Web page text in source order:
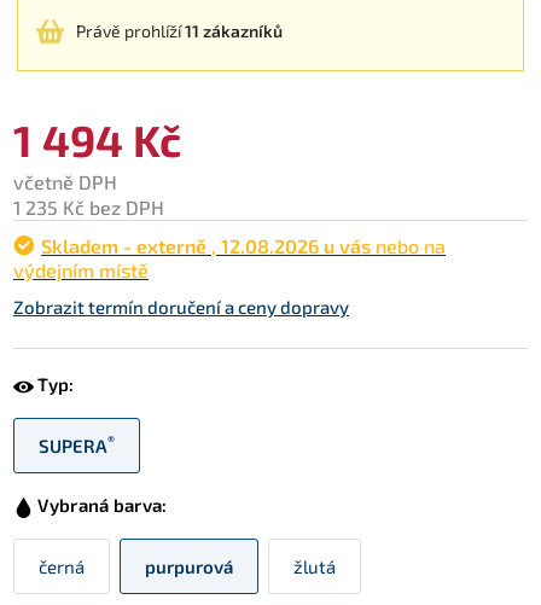
Právě prohlíží11 zákazníků
1 494 Kč
včetně DPH
1 235 Kč bez DPH
Skladem - externě , 12.08.2026 u vás nebo na
výdejním místě
Zobrazit termín doručení a ceny dopravy
Typ:
SUPERA®
Vybraná barva:
černá purpurová žlutá